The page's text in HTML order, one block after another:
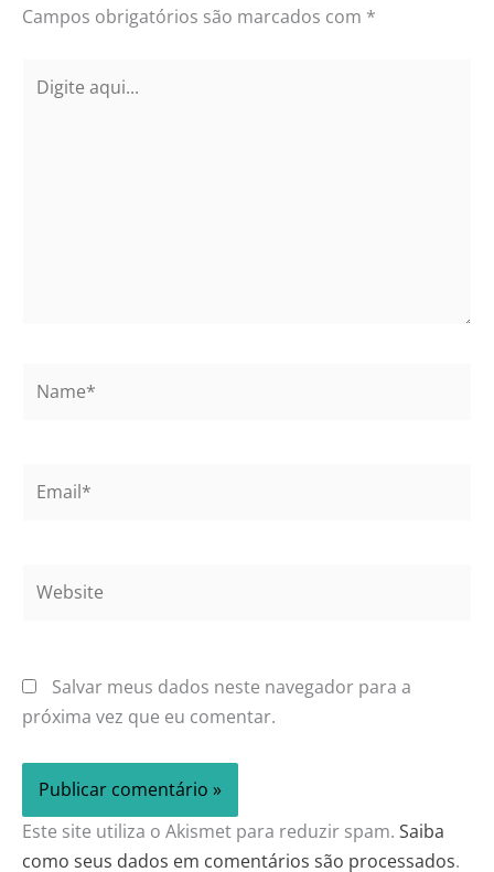
Campos obrigatórios são marcados com *
aqui...
Salvar meus dados neste navegador para a
próxima vez que eu comentar.
Este site utiliza o Akismet para reduzir spam. Saiba
como seus dados em comentários são processados.